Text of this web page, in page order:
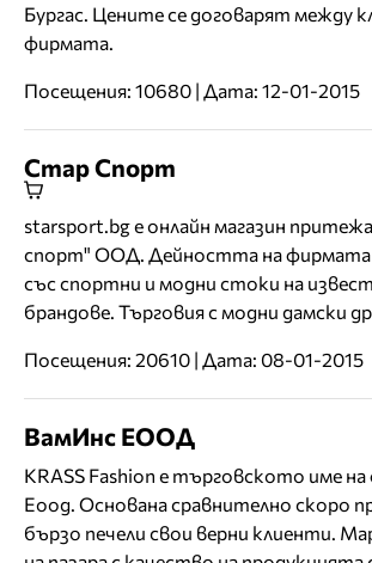
Бургас. Цените се договарят между
фирмата.
Посещения: 10680 | Дата: 12-01-2015
Стар Спорт
starsport.bg е онлайн магазин
спорт" ООД. Дейността на фирмата
със спортни и модни стоки на
брандове. Търговия с модни дамски
Посещения: 20610 | Дата: 08-01-2015
ВамИнс ЕООД
KRASS Fashion е търговското име
Еоод. Основана сравнително скоро
бързо печели свои верни клиенти.